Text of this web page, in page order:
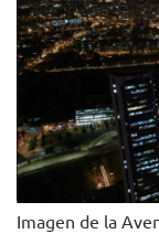
Imagen de la